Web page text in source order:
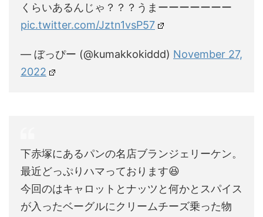
くらいあるんじゃ？？？うまーーーーーーー
pic.twitter.com/Jztn1vsP57
— ぼっぴー (@kumakkokiddd) November 27,
2022
下赤塚にあるパンの名店ブランジェリーケン。
最近どっぷりハマっております😆
今回のはキャロットとナッツと何かとスパイス
が入ったベーグルにクリームチーズ乗った物